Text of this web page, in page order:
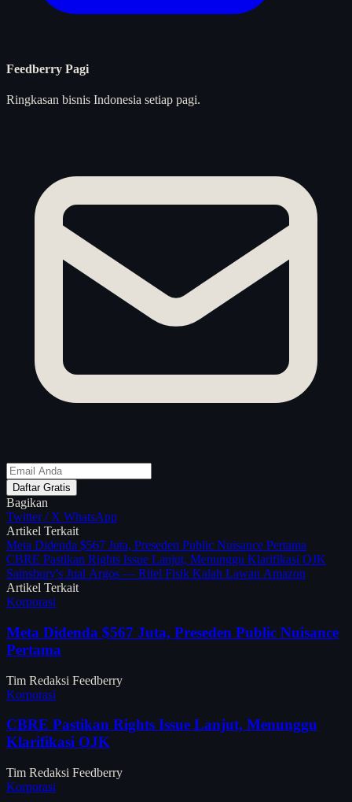
Feedberry Pagi
Ringkasan bisnis Indonesia setiap pagi.
Daftar Gratis
Bagikan
Twitter / X WhatsApp
Artikel Terkait
Meta Didenda $567 Juta, Preseden Public Nuisance Pertama
CBRE Pastikan Rights Issue Lanjut, Menunggu Klarifikasi OJK
Sainsbury's Jual Argos — Ritel Fisik Kalah Lawan Amazon
Artikel Terkait
Korporasi
Meta Didenda $567 Juta, Preseden Public Nuisance
Pertama
Tim Redaksi Feedberry
Korporasi
CBRE Pastikan Rights Issue Lanjut, Menunggu
Klarifikasi OJK
Tim Redaksi Feedberry
Korporasi